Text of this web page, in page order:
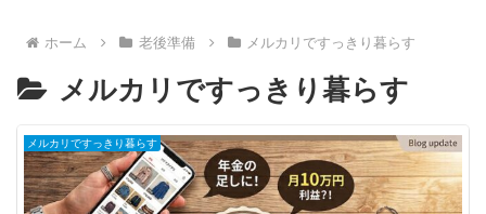
ホーム 老後準備 メルカリですっきり暮らす
メルカリですっきり暮らす
メルカリですっきり暮らす